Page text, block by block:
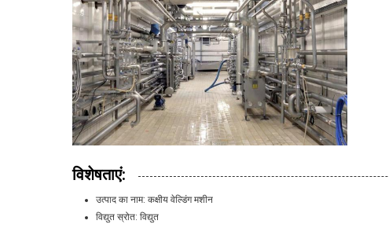
विशेषताएं:
उत्पाद का नाम: कक्षीय वेल्डिंग मशीन
विद्युत स्रोत: विद्युत